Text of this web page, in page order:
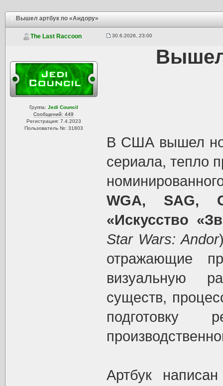
Вышел артбук по «Андору»
The Last Raccoon 30.6.2026, 23:00
Группа: Jedi Council
Сообщений: 449
Регистрация: 7.4.2023
Пользователь №: 31803
Вышел
В США вышел
сериала, тепло
WGA, SAG,
«Искусство
Star Wars: Andor
отражающие
визуальную
существ,
подготовку
Артбук